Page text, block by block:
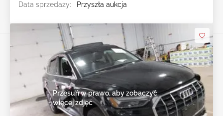
Data sprzedaży:
Przyszła aukcja
Przesuń w prawo, aby zobaczyć
więcej zdjęć